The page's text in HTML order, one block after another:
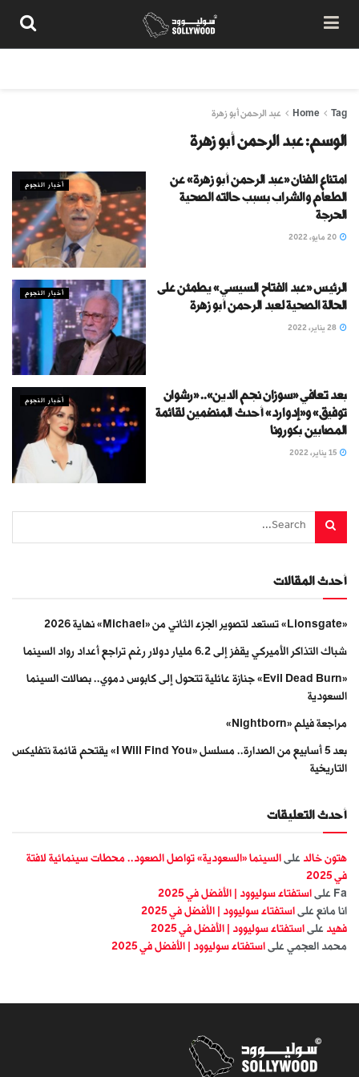
Home Tag عبد الرحمن أبو زهرة
الوسم:عبد الرحمن أبو زهرة
أخبار النجوم
امتناع الفنان «عبد الرحمن أبو زهرة» عن
الطعام والشراب بسبب حالته الصحية
الحرجة
أخبار النجوم
الرئيس «عبد الفتاح السيسي» يطمئن على
الحالة الصحية لعبد الرحمن أبو زهرة
أخبار النجوم
بعد تعافي «سوزان نجم الدين».. «رشوان
توفيق» و«إدوارد» أحدث المنضمين لقائمة
المصابين بكورونا
أحدث المقالات
«Lionsgate» تستعد لتصوير الجزء الثاني من «Michael» نهاية 2026
شباك التذاكر الأميركي يقفز إلى 6.2 مليار دولار رغم تراجع أعداد رواد السينما
«Evil Dead Burn» جنازة عائلية تتحول إلى كابوس دموي.. بصالات السينما
السعودية
مراجعة فيلم «Nightborn»
بعد 5 أسابيع من الصدارة.. مسلسل «I Will Find You» يقتحم قائمة نتفليكس
التاريخية
أحدث التعليقات
هتون خالد على السينما «السعودية» تواصل الصعود.. محطات سينمائية لافتة
في 2025
Fa على استفتاء سوليوود | الأفضل في 2025
انا مانع على استفتاء سوليوود | الأفضل في 2025
فهيد على استفتاء سوليوود | الأفضل في 2025
محمد العجمي على استفتاء سوليوود | الأفضل في 2025